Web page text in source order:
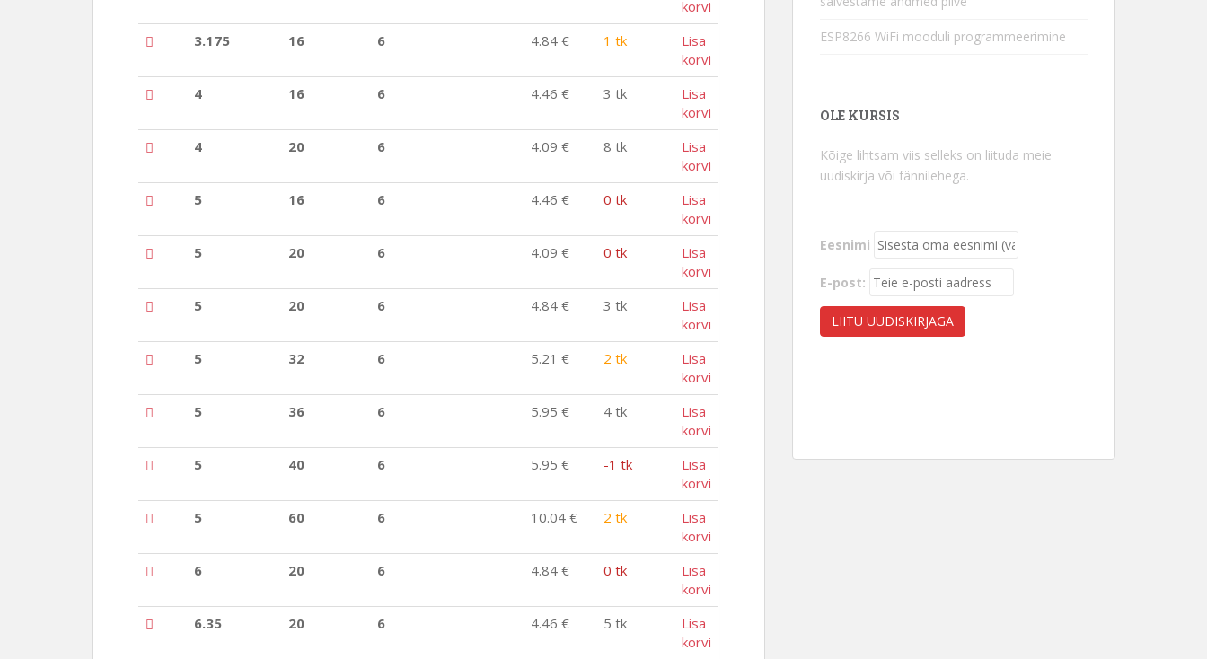
korvi
3.175
16 6 4.84 € 1 tk
Lisa
korvi
4
16 6 4.46 € 3 tk
Lisa
korvi
4
20 6 4.09 € 8 tk
Lisa
korvi
5
16 6 4.46 € 0 tk
Lisa
korvi
5
20 6 4.09 € 0 tk
Lisa
korvi
5
20 6 4.84 € 3 tk
Lisa
korvi
5
32 6 5.21 € 2 tk
Lisa
korvi
5
36 6 5.95 € 4 tk
Lisa
korvi
5
40 6 5.95 € -1 tk
Lisa
korvi
5
60 6 10.04 € 2 tk
Lisa
korvi
6
20 6 4.84 € 0 tk
Lisa
korvi
6.35
20 6 4.46 € 5 tk
Lisa
korvi
ESP8266 WiFi mooduli programmeerimine
OLE KURSIS
Kõige lihtsam viis selleks on liituda meie
uudiskirja või fännilehega.
Eesnimi
E-post: